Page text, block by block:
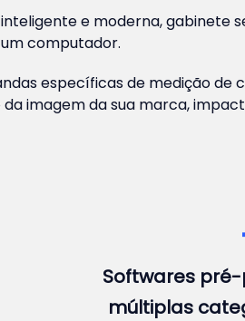
e moderna, gabinete
computador.
específicas de medição de
imagem da sua marca,
Softwares
múltiplas